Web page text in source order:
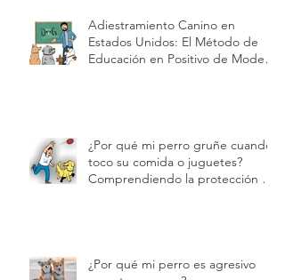
Adiestramiento Canino en
Estados Unidos: El Método de
Educación en Positivo de Modest
¿Por qué mi perro gruñe cuando
toco su comida o juguetes?
Comprendiendo la protección de
¿Por qué mi perro es agresivo